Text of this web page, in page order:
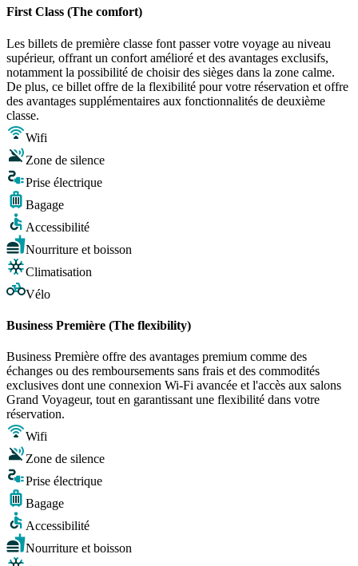
First Class (The comfort)
Les billets de première classe font passer votre voyage au niveau
supérieur, offrant un confort amélioré et des avantages exclusifs,
notamment la possibilité de choisir des sièges dans la zone calme.
De plus, ce billet offre de la flexibilité pour votre réservation et offre
des avantages supplémentaires aux fonctionnalités de deuxième
classe.
Wifi
Zone de silence
Prise électrique
Bagage
Accessibilité
Nourriture et boisson
Climatisation
Vélo
Business Première (The flexibility)
Business Première offre des avantages premium comme des
échanges ou des remboursements sans frais et des commodités
exclusives dont une connexion Wi-Fi avancée et l'accès aux salons
Grand Voyageur, tout en garantissant une flexibilité dans votre
réservation.
Wifi
Zone de silence
Prise électrique
Bagage
Accessibilité
Nourriture et boisson